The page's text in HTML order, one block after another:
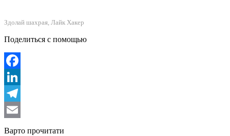
Здолай шахрая, Лайк Хакер
Поделиться с помощью
Facebook
LinkedIn
Telegram
Email
Варто прочитати